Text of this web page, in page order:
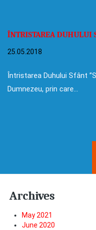
ÎNTRISTAREA DUHULUI
25.05.2018
Întristarea Duhului Sfânt
Dumnezeu, prin care…
Archives
May 2021
June 2020